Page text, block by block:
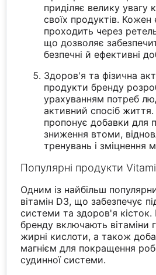
приділяє велику увагу
своїх продуктів.
проходить через
що дозволяє
безпечні й ефективні
Здоров'я та фізична
продукти бренду
урахуванням потреб
активний спосіб
пропонує добавки для
зниження втоми,
тренувань і зміцнення
Популярні продукти
Одним із найбільш
вітамін D3, що забезпечує
системи та здоров'я кісток.
бренду включають вітаміни
жирні кислоти, а також
магнієм для покращення
судинної системи.